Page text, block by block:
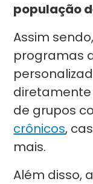
população
Assim
programas
de grupos
crônicos,
mais.
Além disso,